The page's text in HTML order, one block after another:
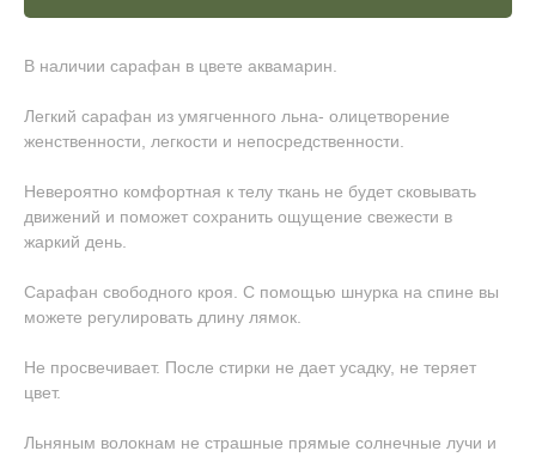
В наличии сарафан в цвете аквамарин.
Легкий сарафан из умягченного льна- олицетворение
женственности, легкости и непосредственности.
Невероятно комфортная к телу ткань не будет сковывать
движений и поможет сохранить ощущение свежести в
жаркий день.
Сарафан свободного кроя. С помощью шнурка на спине вы
можете регулировать длину лямок.
Не просвечивает. После стирки не дает усадку, не теряет
цвет.
Льняным волокнам не страшные прямые солнечные лучи и